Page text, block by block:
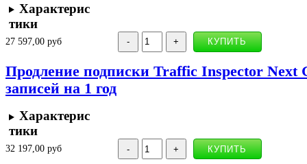
Характерис
тики
27 597,00 руб
Продление подписки Traffic Inspector Next
записей на 1 год
Характерис
тики
32 197,00 руб